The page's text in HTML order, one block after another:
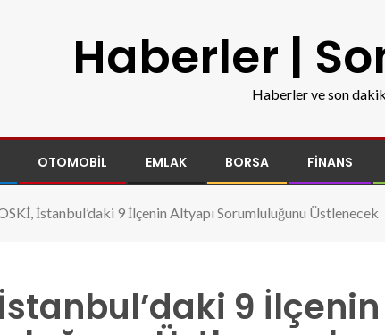
Haberler |
Haberler ve son
OTOMOBIL EMLAK BORSA FINANS
İstanbul’daki 9 İlçenin Altyapı Sorumluluğunu Üstlenecek
İstanbul’daki 9